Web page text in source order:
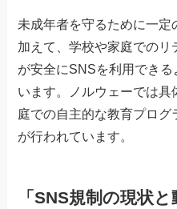
未成年者を守るために一定
加えて、学校や家庭での
が安全にSNSを利用でき
います。ノルウェーでは
庭での自主的な教育プロ
が行われています。
「SNS規制の現状